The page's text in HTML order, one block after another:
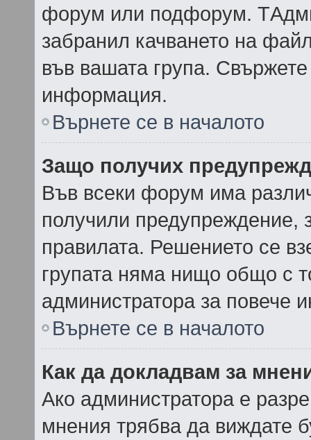
форум или подфорум.
забранил качването на
във вашата група.
информация.
Върнете се в началото
Защо получих
Във всеки форум има
получили предупреждение,
правилата. Решението се
групата няма нищо общо с
администратора за повече
Върнете се в началото
Как да докладвам за
Ако администратора е
мнения трябва да виждате